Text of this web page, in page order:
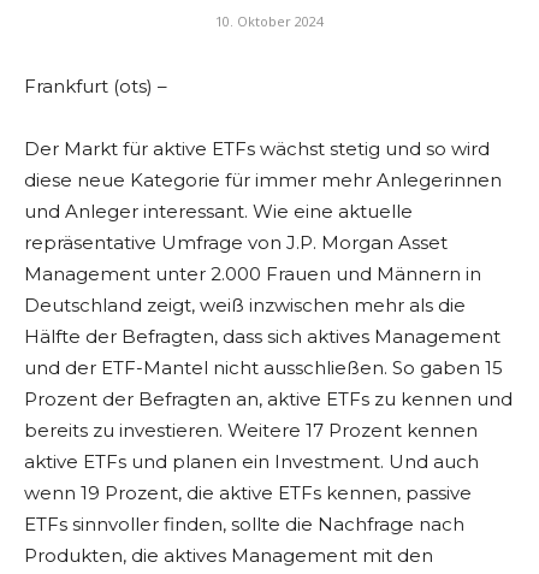
10. Oktober 2024
Frankfurt (ots) –
Der Markt für aktive ETFs wächst stetig und so wird
diese neue Kategorie für immer mehr Anlegerinnen
und Anleger interessant. Wie eine aktuelle
repräsentative Umfrage von J.P. Morgan Asset
Management unter 2.000 Frauen und Männern in
Deutschland zeigt, weiß inzwischen mehr als die
Hälfte der Befragten, dass sich aktives Management
und der ETF-Mantel nicht ausschließen. So gaben 15
Prozent der Befragten an, aktive ETFs zu kennen und
bereits zu investieren. Weitere 17 Prozent kennen
aktive ETFs und planen ein Investment. Und auch
wenn 19 Prozent, die aktive ETFs kennen, passive
ETFs sinnvoller finden, sollte die Nachfrage nach
Produkten, die aktives Management mit den